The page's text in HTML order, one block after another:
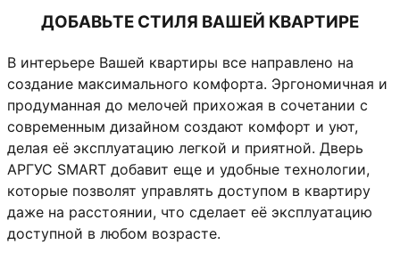
ДОБАВЬТЕ СТИЛЯ ВАШЕЙ КВАРТИРЕ
В интерьере Вашей квартиры все направлено на
создание максимального комфорта. Эргономичная и
продуманная до мелочей прихожая в сочетании с
современным дизайном создают комфорт и уют,
делая её эксплуатацию легкой и приятной. Дверь
АРГУС SMART добавит еще и удобные технологии,
которые позволят управлять доступом в квартиру
даже на расстоянии, что сделает её эксплуатацию
доступной в любом возрасте.